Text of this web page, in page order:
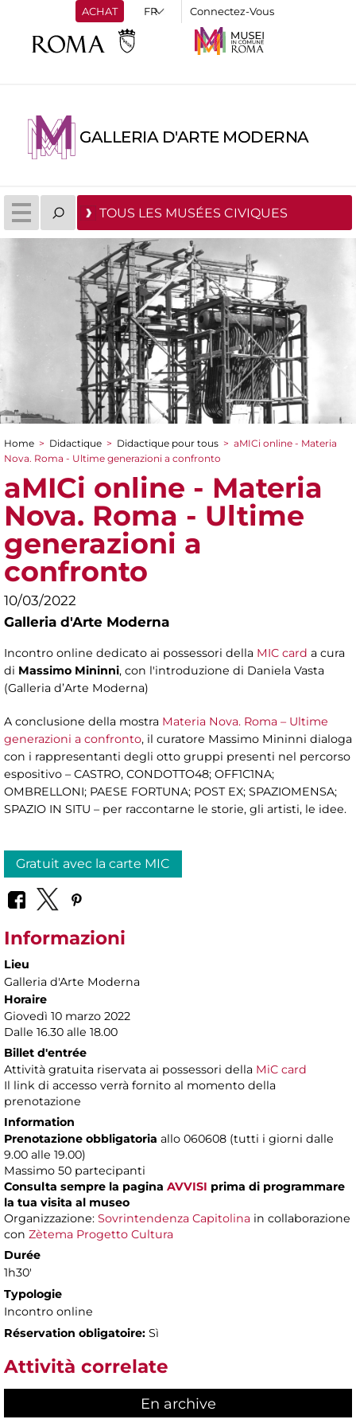
ACHAT Connectez-Vous
GALLERIA D'ARTE MODERNA
TOUS LES MUSÉES CIVIQUES
You are here
Home > Didactique > Didactique pour tous > aMICi online - Materia
Nova. Roma - Ultime generazioni a confronto
aMICi online - Materia
Nova. Roma - Ultime
generazioni a
confronto
10/03/2022
Galleria d'Arte Moderna
Incontro online dedicato ai possessori della MIC card a cura
di Massimo Mininni, con l'introduzione di Daniela Vasta
(Galleria d’Arte Moderna)
A conclusione della mostra Materia Nova. Roma – Ultime
generazioni a confronto, il curatore Massimo Mininni dialoga
con i rappresentanti degli otto gruppi presenti nel percorso
espositivo – CASTRO, CONDOTTO48; OFF1C1NA;
OMBRELLONI; PAESE FORTUNA; POST EX; SPAZIOMENSA;
SPAZIO IN SITU – per raccontarne le storie, gli artisti, le idee.
Gratuit avec la carte MIC
Informazioni
Lieu
Galleria d'Arte Moderna
Horaire
Giovedì 10 marzo 2022
Dalle 16.30 alle 18.00
Billet d'entrée
Attività gratuita riservata ai possessori della MiC card
Il link di accesso verrà fornito al momento della
prenotazione
Information
Prenotazione obbligatoria allo 060608 (tutti i giorni dalle
9.00 alle 19.00)
Massimo 50 partecipanti
Consulta sempre la pagina AVVISI prima di programmare
la tua visita al museo
Organizzazione: Sovrintendenza Capitolina in collaborazione
con Zètema Progetto Cultura
Durée
1h30'
Typologie
Incontro online
Réservation obligatoire: Sì
Attività correlate
En archive